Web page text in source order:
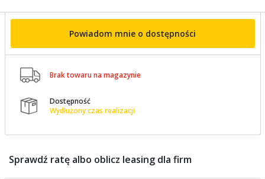
Powiadom mnie o dostępności
 Brak towaru na magazynie

Dostępność
Wydłużony czas realizacji
Sprawdź ratę albo oblicz leasing dla firm